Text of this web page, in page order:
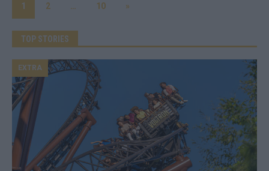
1 2 10 »
TOP STORIES
EXTRA